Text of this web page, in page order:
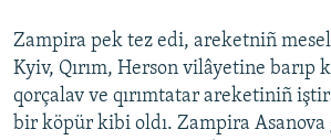
Zampira pek tez edi, areketniñ
Kyiv, Qırım, Herson vilâyetine barıp
qorçalav ve qırımtatar areketiniñ
bir köpür kibi oldı. Zampira